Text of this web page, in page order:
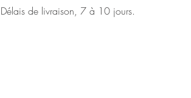
Délais de livraison, 7 à 10 jours.